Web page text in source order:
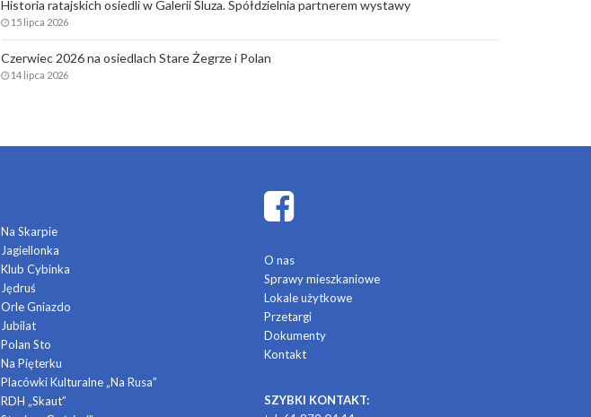
Historia ratajskich osiedli w Galerii Śluza. Spółdzielnia partnerem wystawy
15 lipca 2026
Czerwiec 2026 na osiedlach Stare Żegrze i Polan
14 lipca 2026
Na Skarpie
Jagiellonka
Klub Cybinka
Jędruś
Orle Gniazdo
Jubilat
Polan Sto
Na Pięterku
Placówki Kulturalne „Na Rusa”
RDH „Skaut”
O nas
Sprawy mieszkaniowe
Lokale użytkowe
Przetargi
Dokumenty
Kontakt
SZYBKI KONTAKT: